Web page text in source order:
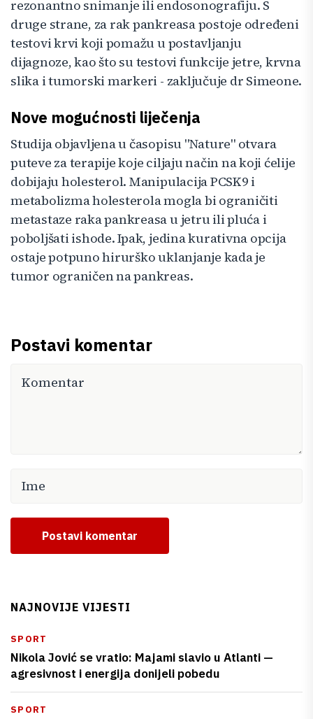
rezonantno snimanje ili endosonografiju. S
druge strane, za rak pankreasa postoje određeni
testovi krvi koji pomažu u postavljanju
dijagnoze, kao što su testovi funkcije jetre, krvna
slika i tumorski markeri - zaključuje dr Simeone.
Nove mogućnosti liječenja
Studija objavljena u časopisu "Nature" otvara
puteve za terapije koje ciljaju način na koji ćelije
dobijaju holesterol. Manipulacija PCSK9 i
metabolizma holesterola mogla bi ograničiti
metastaze raka pankreasa u jetru ili pluća i
poboljšati ishode. Ipak, jedina kurativna opcija
ostaje potpuno hirurško uklanjanje kada je
tumor ograničen na pankreas.
Postavi komentar
Postavi komentar
NAJNOVIJE VIJESTI
SPORT
Nikola Jović se vratio: Majami slavio u Atlanti —
agresivnost i energija donijeli pobedu
SPORT